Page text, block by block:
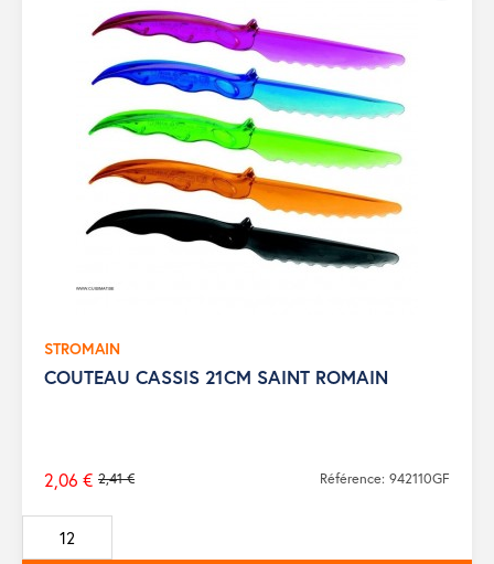
STROMAIN
COUTEAU CASSIS 21CM SAINT ROMAIN
Prix
de
base
2,41 €
2,06 € Référence: 942110GF